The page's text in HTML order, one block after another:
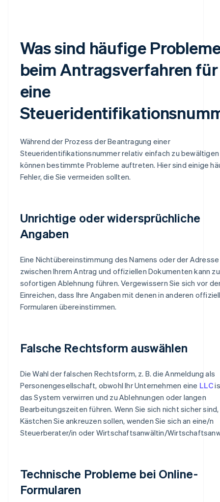
Was sind häufige
beim Antragsverfahren für
eine
Während der Prozess der Beantragung einer
Steueridentifikationsnummer relativ einfach zu
können bestimmte Probleme auftreten. Hier sind einige
Fehler, die Sie vermeiden sollten.
Unrichtige oder widersprüchliche
Angaben
Eine Nichtübereinstimmung des Namens oder der Adresse
zwischen Ihrem Antrag und offiziellen Dokumenten kann
sofortigen Ablehnung führen. Vergewissern Sie sich vor
Einreichen, dass Ihre Angaben mit denen in anderen
Formularen übereinstimmen.
Falsche Rechtsform auswählen
Die Wahl der falschen Rechtsform, z. B. die Anmeldung als
Personengesellschaft, obwohl Ihr Unternehmen eine LLC
das System verwirren und zu Ablehnungen oder langen
Bearbeitungszeiten führen. Wenn Sie sich nicht sicher
Kästchen Sie ankreuzen sollen, wenden Sie sich an eine/n
Steuerberater/in oder Wirtschaftsanwältin/
Technische Probleme bei Online-
Formularen